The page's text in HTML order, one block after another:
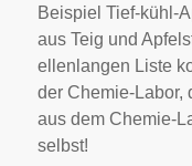
Beispiel Tief-kühl-
aus Teig und
ellenlangen Liste
der Chemie-Labor,
aus dem Chemie-
selbst!